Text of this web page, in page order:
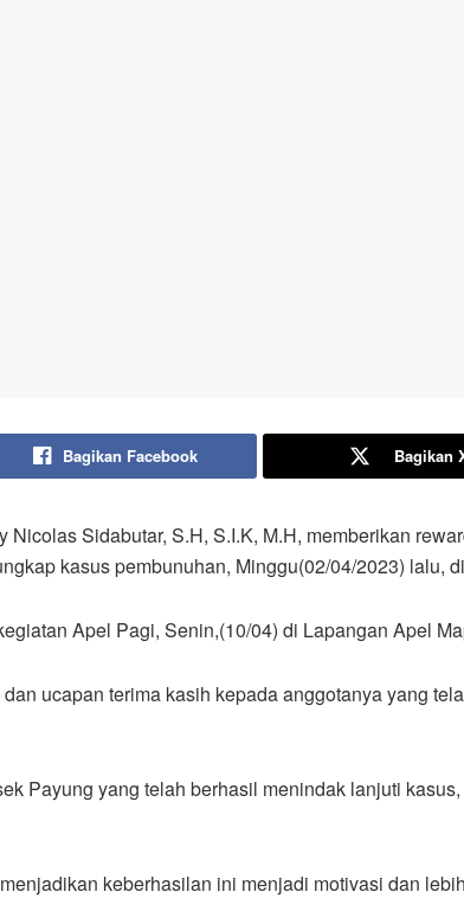
Bagikan Facebook Bagikan
Sidabutar, S.H, S.I.K, M.H, memberikan
kasus pembunuhan, Minggu(02/04/2023) lalu,
Apel Pagi, Senin,(10/04) di Lapangan Apel
ucapan terima kasih kepada anggotanya yang
Payung yang telah berhasil menindak lanjuti
keberhasilan ini menjadi motivasi dan